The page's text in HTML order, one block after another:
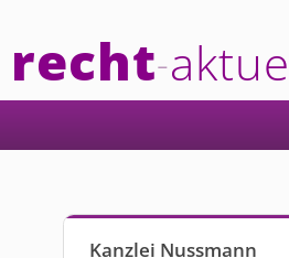
recht-
Kanzlei Nussmann